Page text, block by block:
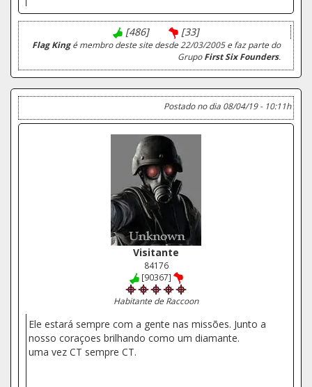
[486] [33]
Flag Kingé membro deste site desde 22/03/2005 e faz parte do
GrupoFirst Six Founders.
Postado no dia 08/04/19 - 10:11h
Visitante
84176
[90367]
Habitante de Raccoon
Ele estará sempre com a gente nas missões. Junto a
nosso coraçoes brilhando como um diamante.
uma vez CT sempre CT.